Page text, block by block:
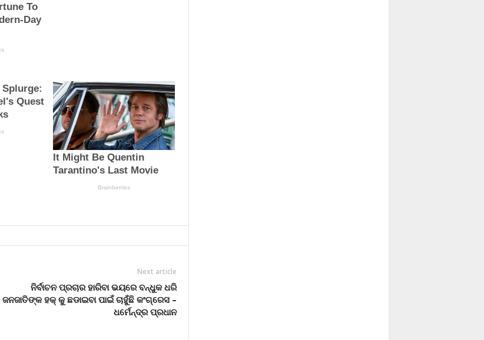
Next article
ନିର୍ବାଚନ ପ୍ରଚାର ହାରିବା ଭୟରେ ବନ୍ଧୁକ ଧରି
ଜନଜାତିଙ୍କ ହକ୍ କୁ ଛଡାଇବା ପାଇଁ ଚାହୁଁଛି କଂଗ୍ରେସ –
ଧର୍ମେନ୍ଦ୍ର ପ୍ରଧାନ